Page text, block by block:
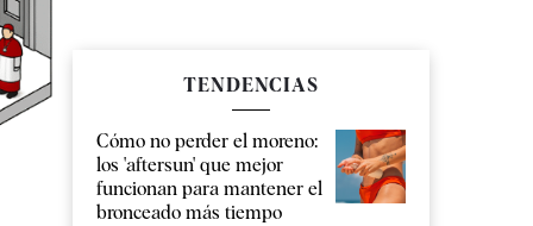
TENDENCIAS
Cómo no perder el moreno:
los 'aftersun' que mejor
funcionan para mantener el
bronceado más tiempo